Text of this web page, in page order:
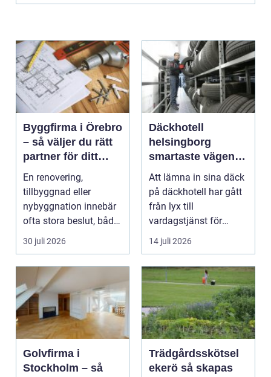
Byggfirma i Örebro
– så väljer du rätt
partner för ditt
projekt
En renovering,
tillbyggnad eller
nybyggnation innebär
ofta stora beslut, både
ekonomiskt ...
30 juli 2026
Däckhotell
helsingborg
smartaste vägen
till säkra hjulskift
Att lämna in sina däck
på däckhotell har gått
från lyx till
vardagstjänst för
många bilägare. I
Hels...
14 juli 2026
Golvfirma i
Stockholm – så
Trädgårdsskötsel
ekerö så skapas